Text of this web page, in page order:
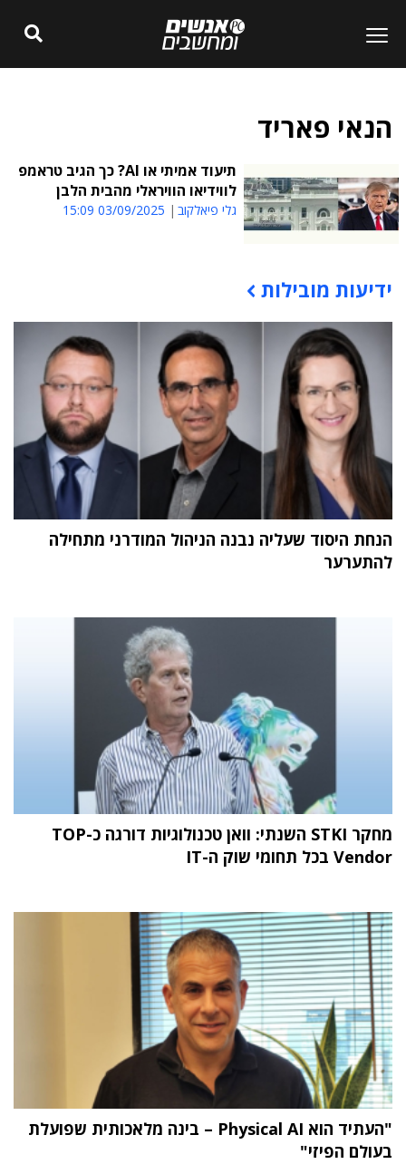
הנאי פאריד
תיעוד אמיתי או AI? כך הגיב טראמפ
לווידיאו הוויראלי מהבית הלבן
גלי פיאלקוב 03/09/2025 15:09
תוכן פרסומי
ידיעות מובילות
הנחת היסוד שעליה נבנה הניהול המודרני מתחילה
להתערער
מחקר STKI השנתי: וואן טכנולוגיות דורגה כ-TOP
Vendor בכל תחומי שוק ה-IT
"העתיד הוא Physical AI – בינה מלאכותית שפועלת
בעולם הפיזי"